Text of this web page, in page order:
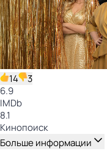
14
3
6.9
IMDb
8.1
Кинопоиск
Больше информации